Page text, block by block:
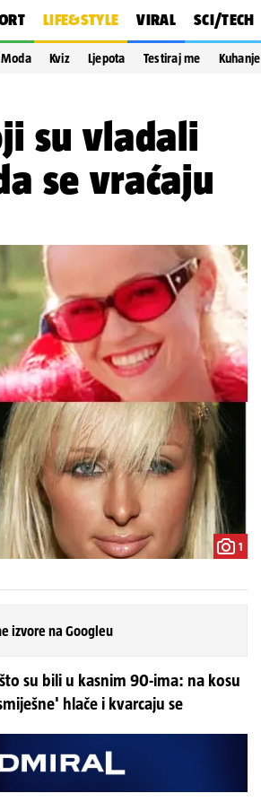
LIFE&STYLE VIRAL SCI/TECH
Moda Kviz Ljepota Testiraj me Kuhanje
su vladali
se vraćaju
1
izvore na Googleu
su bili u kasnim 90-ima: na kosu
hlače i kvarcaju se